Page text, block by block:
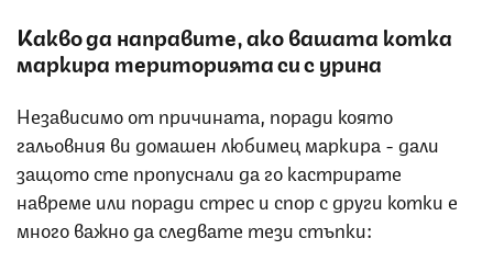
Какво да направите, ако вашата котка
маркира територията си с урина
Независимо от причината, поради която
гальовния ви домашен любимец маркира - дали
защото сте пропуснали да го кастрирате
навреме или поради стрес и спор с други котки е
много важно да следвате тези стъпки: